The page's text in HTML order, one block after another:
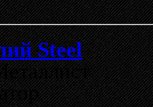
Steel